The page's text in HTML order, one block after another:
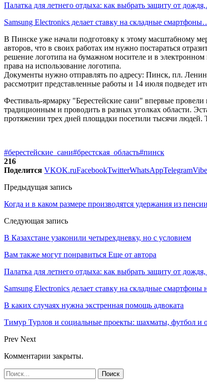
Палатка для летнего отдыха: как выбрать защиту от
Samsung Electronics делает ставку на складные
В Пинске уже начали подготовку к этому масштабному
авторов, что в своих работах им нужно постараться
решение логотипа на бумажном носителе и в электронном
права на использование логотипа.
Документы нужно отправлять по адресу: Пинск, пл.
рассмотрит представленные работы и 14 июля подведет
Фестиваль-ярмарку "Берестейские сани" впервые
традиционным и проводить в разных уголках области.
протяжении трех дней площадки посетили тысячи людей.
#берестейские_сани#брестская_область#пинск
216
Поделится VKOK.ruFacebookTwitterWhatsAppTelegram
Предыдущая запись
Когда и в каком размере производятся удержания из
Следующая запись
В Казахстане узаконили четырехдневку, но с условием
Вам также могут понравиться Еще от автора
Палатка для летнего отдыха: как выбрать защиту от
Samsung Electronics делает ставку на складные смартфоны
В каких случаях нужна экстренная помощь адвоката
Тимур Турлов и социальные проекты: шахматы, футбол и
Prev Next
Комментарии закрыты.